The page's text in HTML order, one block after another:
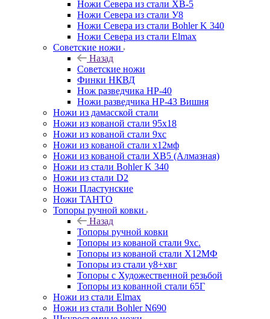
Ножи Севера из стали ХВ-5
Ножи Севера из стали У8
Ножи Севера из стали Bohler K 340
Ножи Севера из стали Elmax
Советские ножи
Назад
Советские ножи
Финки НКВД
Нож разведчика НР-40
Ножи разведчика НР-43 Вишня
Ножи из дамасской стали
Ножи из кованой стали 95х18
Ножи из кованой стали 9хс
Ножи из кованой стали х12мф
Ножи из кованой стали ХВ5 (Алмазная)
Ножи из стали Bohler K 340
Ножи из стали D2
Ножи Пластунские
Ножи ТАНТО
Топоры ручной ковки
Назад
Топоры ручной ковки
Топоры из кованой стали 9хс.
Топоры из кованой стали Х12МФ
Топоры из стали у8+хвг
Топоры с Художественной резьбой
Топоры из кованной стали 65Г
Ножи из стали Elmax
Ножи из стали Bohler N690